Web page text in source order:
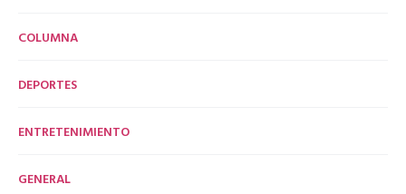
COLUMNA
DEPORTES
ENTRETENIMIENTO
GENERAL